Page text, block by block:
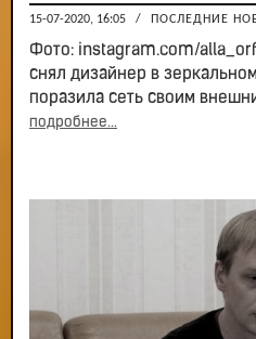
15-07-2020, 16:05 / ПОСЛЕДНИЕ
Фото: instagram.com/
снял дизайнер в
поразила сеть своим
подробнее...